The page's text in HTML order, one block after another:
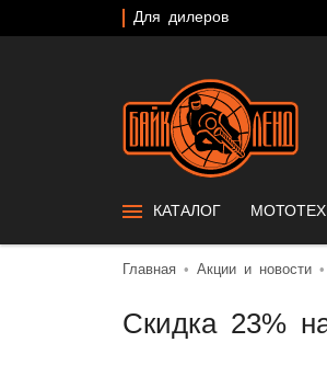
Для дилеров
КАТАЛОГ
Главная Акции и новости
Скидка 23%